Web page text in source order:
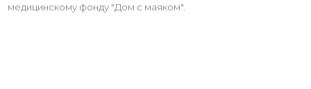
медицинскому фонду "Дом с маяком".